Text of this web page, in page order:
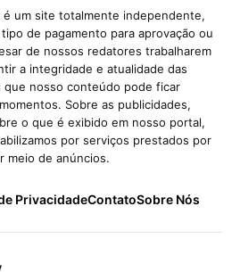
– Coin
é um site totalmente independente,
de pagamento para aprovação ou
de nossos redatores trabalharem
a integridade e atualidade das
que nosso conteúdo pode ficar
Sobre as publicidades,
o que é exibido em nosso portal,
por serviços prestados por
meio de anúncios.
PrivacidadeContatoSobre Nós